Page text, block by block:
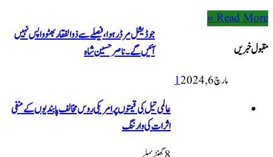
Read More »
مقبول خبریں
جوڈیشل مرڈر ہوا، فیصلے سے ذوالفقار بھٹو واپس نہیں
آئیں گے۔ ناصر حسین شاہ
مارچ 6, 2024 1
عالمی تیل کی قیمتوں پر امریکی روس مخالف پابندیوں کے منفی
اثرات کی وارننگ